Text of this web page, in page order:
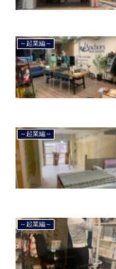
～起業編～
～起業編～
～起業編～